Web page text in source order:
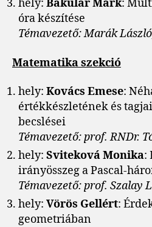
hely: Bakulár Márk:
óra készítése
Témavezető: Marák
Matematika szekció
hely: Kovács Emese:
értékkészletének és
becslései
Témavezető: prof. RNDr.
hely: Sviteková Monika:
irányösszeg a Pascal-
Témavezető: prof. Szalay
hely: Vörös Gellért:
geometriában